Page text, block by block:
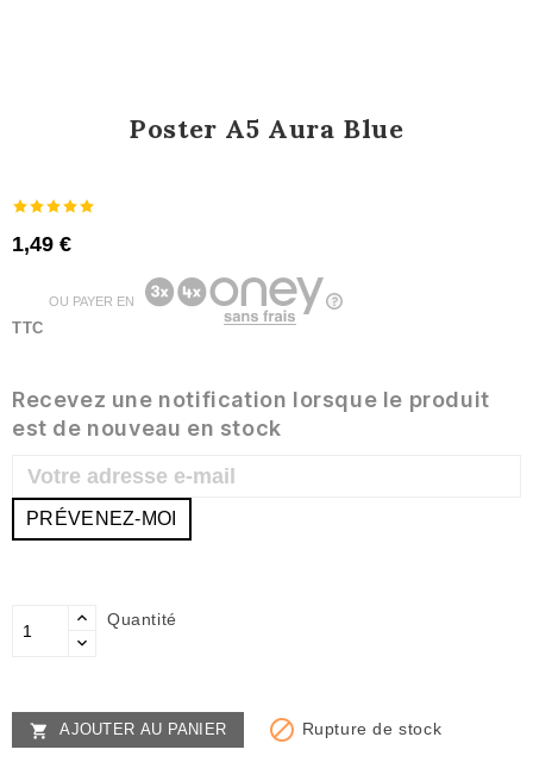
Poster A5 Aura Blue
1,49 €
TTC
OU PAYER EN
Recevez une notification lorsque le produit
est de nouveau en stock
PRÉVENEZ-MOI
Quantité
 AJOUTER AU PANIER  Rupture de stock